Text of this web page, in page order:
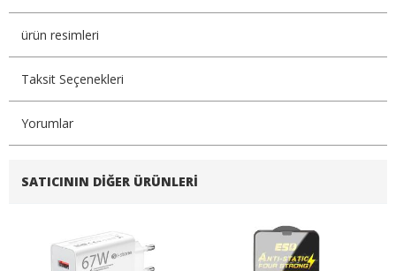
ürün resimleri
Taksit Seçenekleri
Yorumlar
SATICININ DIĞER ÜRÜNLERI